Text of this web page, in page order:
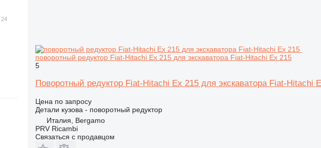
поворотный редуктор Fiat-Hitachi Ex 215 для экскаватора Fiat-Hitachi Ex 215
5
Поворотный редуктор Fiat-Hitachi Ex 215 для экскаватора Fiat-Hitachi
Цена по запросу
Детали кузова - поворотный редуктор
Италия, Bergamo
PRV Ricambi
Связаться с продавцом